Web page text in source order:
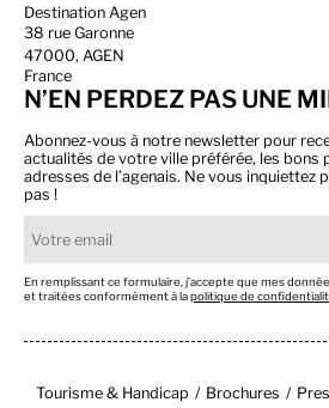
Destination Agen
38 rue Garonne
47000, AGEN
France
N’EN PERDEZ PAS UNE
Abonnez-vous à notre newsletter pour
actualités de votre ville préférée, les bons
adresses de l’agenais. Ne vous inquiettez
pas !
En remplissant ce formulaire, j’accepte que mes
et traitées conformément à lapolitique de
Tourisme & Handicap Brochures